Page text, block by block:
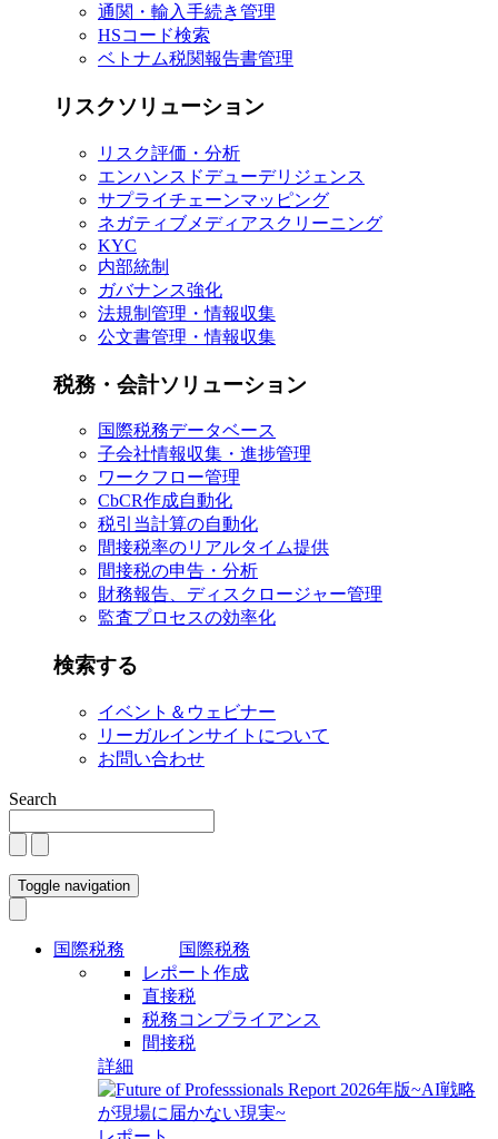
通関・輸入手続き管理
HSコード検索
ベトナム税関報告書管理
リスクソリューション
リスク評価・分析
エンハンスドデューデリジェンス
サプライチェーンマッピング
ネガティブメディアスクリーニング
KYC
内部統制
ガバナンス強化
法規制管理・情報収集
公文書管理・情報収集
税務・会計ソリューション
国際税務データベース
子会社情報収集・進捗管理
ワークフロー管理
CbCR作成自動化
税引当計算の自動化
間接税率のリアルタイム提供
間接税の申告・分析
財務報告、ディスクロージャー管理
監査プロセスの効率化
検索する
イベント＆ウェビナー
リーガルインサイトについて
お問い合わせ
Search
Toggle navigation
国際税務
国際税務
レポート作成
直接税
税務コンプライアンス
間接税
詳細